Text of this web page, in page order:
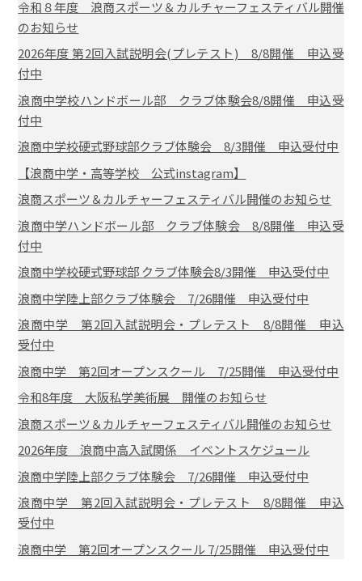
令和８年度 浪商スポーツ＆カルチャーフェスティバル開催
のお知らせ
2026年度 第2回入試説明会(プレテスト) 8/8開催 申込受
付中
浪商中学校ハンドボール部 クラブ体験会8/8開催 申込受
付中
浪商中学校硬式野球部クラブ体験会 8/3開催 申込受付中
【浪商中学・高等学校 公式instagram】
浪商スポーツ＆カルチャーフェスティバル開催のお知らせ
浪商中学ハンドボール部 クラブ体験会 8/8開催 申込受
付中
浪商中学校硬式野球部 クラブ体験会8/3開催 申込受付中
浪商中学陸上部クラブ体験会 7/26開催 申込受付中
浪商中学 第2回入試説明会・プレテスト 8/8開催 申込
受付中
浪商中学 第2回オープンスクール 7/25開催 申込受付中
令和8年度 大阪私学美術展 開催のお知らせ
浪商スポーツ＆カルチャーフェスティバル開催のお知らせ
2026年度 浪商中高入試関係 イベントスケジュール
浪商中学陸上部クラブ体験会 7/26開催 申込受付中
浪商中学 第2回入試説明会・プレテスト 8/8開催 申込
受付中
浪商中学 第2回オープンスクール 7/25開催 申込受付中